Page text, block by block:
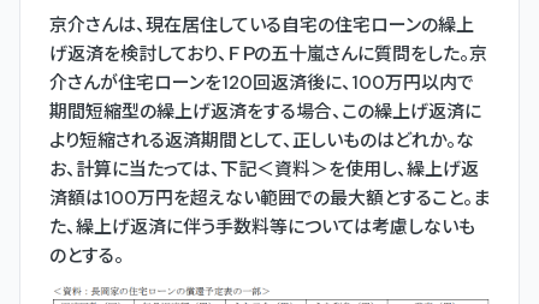
京介さんは、現在居住している自宅の住宅ローンの繰上
げ返済を検討しており、ＦＰの五十嵐さんに質問をした。京
介さんが住宅ローンを120回返済後に、100万円以内で
期間短縮型の繰上げ返済をする場合、この繰上げ返済に
より短縮される返済期間として、正しいものはどれか。な
お、計算に当たっては、下記＜資料＞を使用し、繰上げ返
済額は100万円を超えない範囲での最大額とすること。ま
た、繰上げ返済に伴う手数料等については考慮しないも
のとする。